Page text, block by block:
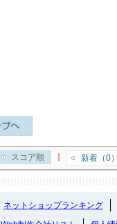
スコア順 新着（0）
ネットショップランキング